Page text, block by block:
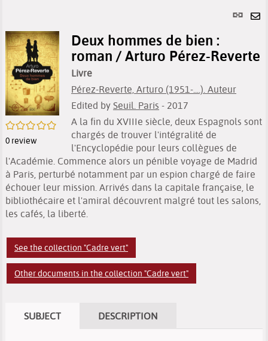
link
/5
0 review
Deux hommes de bien :
roman / Arturo Pérez-Reverte
Livre
Pérez-Reverte, Arturo (1951-....). Auteur
Edited by Seuil. Paris - 2017
A la fin du XVIIIe siècle, deux Espagnols sont
chargés de trouver l'intégralité de
l'Encyclopédie pour leurs collègues de
l'Académie. Commence alors un pénible voyage de Madrid
à Paris, perturbé notamment par un espion chargé de faire
échouer leur mission. Arrivés dans la capitale française, le
bibliothécaire et l'amiral découvrent malgré tout les salons,
les cafés, la liberté.
See the collection "Cadre vert"
Other documents in the collection "Cadre vert"
SUBJECT DESCRIPTION